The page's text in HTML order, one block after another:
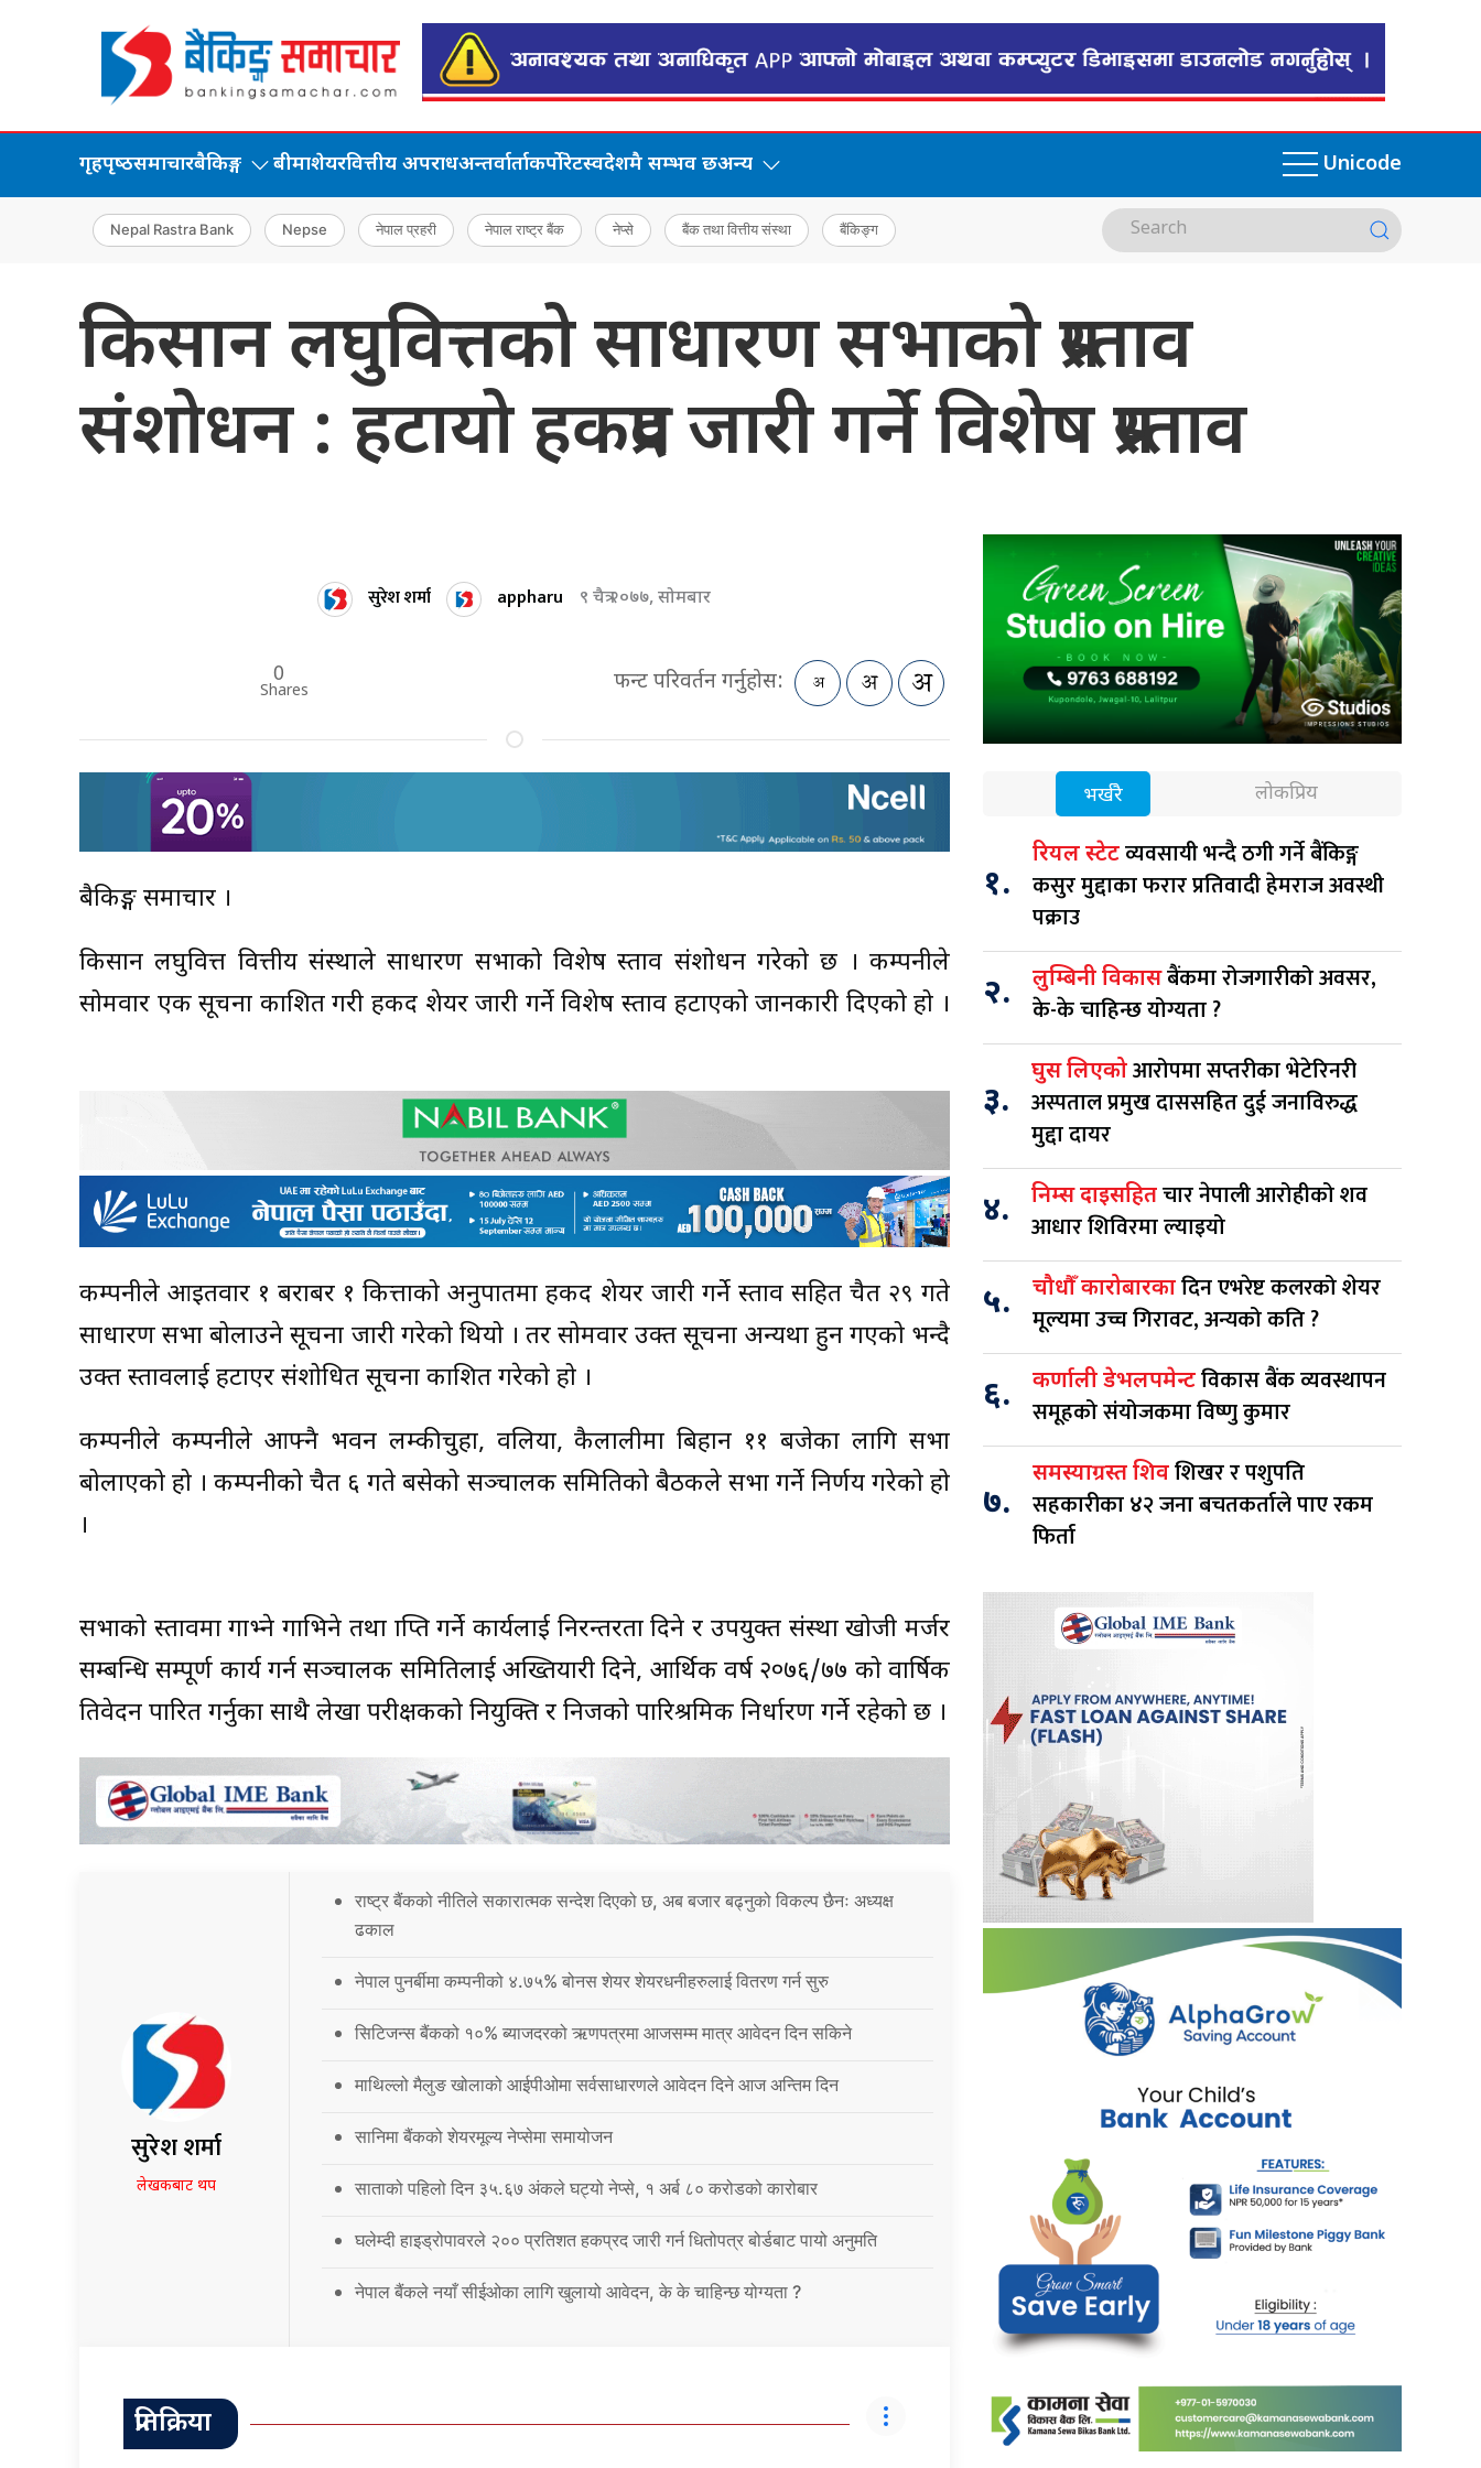
गृहपृष्‍ठसमाचारबैकिङ्ग बीमाशेयरवित्तीय अपराधअन्तर्वार्ताकर्पोरेटस्वदेशमै सम्भव छअन्य Unicode
Nepal Rastra Bank Nepse नेपाल प्रहरी नेपाल राष्ट्र बैंक नेप्से बैंक तथा वित्तीय संस्था बैंकिङ्ग
किसान लघुवित्तको साधारण सभाको प्रस्ताव
संशोधन : हटायो हकप्रद जारी गर्ने विशेष प्रस्ताव
सुरेश शर्मा appharu ९ चैत्र २०७७, सोमबार
0
Shares फन्ट परिवर्तन गर्नुहोस:
बैकिङ्ग समाचार ।
किसान लघुवित्त वित्तीय संस्थाले साधारण सभाको विशेष प्रस्ताव संशोधन गरेको छ । कम्पनीले
सोमवार एक सूचना प्रकाशित गरी हकप्रद शेयर जारी गर्ने विशेष प्रस्ताव हटाएको जानकारी दिएको हो ।
कम्पनीले आइतवार १ बराबर १ कित्ताको अनुपातमा हकप्रद शेयर जारी गर्ने प्रस्ताव सहित चैत २९ गते
साधारण सभा बोलाउने सूचना जारी गरेको थियो । तर सोमवार उक्त सूचना अन्यथा हुन गएको भन्दै
उक्त प्रस्तावलाई हटाएर संशोधित सूचना प्रकाशित गरेको हो ।
कम्पनीले कम्पनीले आफ्नै भवन लम्कीचुहा, वलिया, कैलालीमा बिहान ११ बजेका लागि सभा
बोलाएको हो । कम्पनीको चैत ६ गते बसेको सञ्चालक समितिको बैठकले सभा गर्ने निर्णय गरेको हो
।
सभाको प्रस्तावमा गाभ्ने गाभिने तथा प्राप्ति गर्ने कार्यलाई निरन्तरता दिने र उपयुक्त संस्था खोजी मर्जर
सम्बन्धि सम्पूर्ण कार्य गर्न सञ्चालक समितिलाई अख्तियारी दिने, आर्थिक वर्ष २०७६/७७ को वार्षिक
प्रतिवेदन पारित गर्नुका साथै लेखा परीक्षकको नियुक्ति र निजको पारिश्रमिक निर्धारण गर्ने रहेको छ ।
सुरेश शर्मा
लेखकबाट थप
राष्ट्र बैंकको नीतिले सकारात्मक सन्देश दिएको छ, अब बजार बढ्नुको विकल्प छैनः अध्यक्ष
ढकाल
नेपाल पुनर्बीमा कम्पनीको ४.७५% बोनस शेयर शेयरधनीहरुलाई वितरण गर्न सुरु
सिटिजन्स बैंकको १०% ब्याजदरको ऋणपत्रमा आजसम्म मात्र आवेदन दिन सकिने
माथिल्लो मैलुङ खोलाको आईपीओमा सर्वसाधारणले आवेदन दिने आज अन्तिम दिन
सानिमा बैंकको शेयरमूल्य नेप्सेमा समायोजन
साताको पहिलो दिन ३५.६७ अंकले घट्यो नेप्से, १ अर्ब ८० करोडको कारोबार
घलेम्दी हाइड्रोपावरले २०० प्रतिशत हकप्रद जारी गर्न धितोपत्र बोर्डबाट पायो अनुमति
नेपाल बैंकले नयाँ सीईओका लागि खुलायो आवेदन, के के चाहिन्छ योग्यता ?
प्रतिक्रिया
भर्खरै लोकप्रिय
१.
रियल स्टेटव्यवसायी भन्दै ठगी गर्ने बैंकिङ्ग
कसुर मुद्दाका फरार प्रतिवादी हेमराज अवस्थी
पक्राउ
२. लुम्बिनी विकासबैंकमा रोजगारीको अवसर,
के-के चाहिन्छ योग्यता ?
३.
घुस लिएकोआरोपमा सप्तरीका भेटेरिनरी
अस्पताल प्रमुख दाससहित दुई जनाविरुद्ध
मुद्दा दायर
४. निम्स दाइसहितचार नेपाली आरोहीको शव
आधार शिविरमा ल्याइयो
५. चौधौँ कारोबारकादिन एभरेष्ट कलरको शेयर
मूल्यमा उच्च गिरावट, अन्यको कति ?
६. कर्णाली डेभलपमेन्टविकास बैंक व्यवस्थापन
समूहको संयोजकमा विष्णु कुमार
७.
समस्याग्रस्त शिवशिखर र पशुपति
सहकारीका ४२ जना बचतकर्ताले पाए रकम
फिर्ता